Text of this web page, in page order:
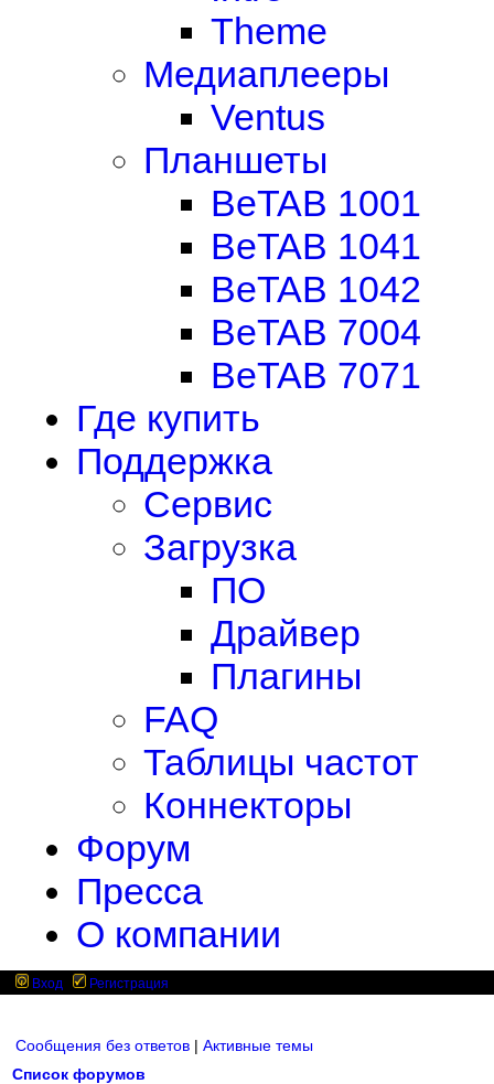
Theme
Медиаплееры
Ventus
Планшеты
BeTAB 1001
BeTAB 1041
BeTAB 1042
BeTAB 7004
BeTAB 7071
Где купить
Поддержка
Сервис
Загрузка
ПО
Драйвер
Плагины
FAQ
Таблицы частот
Коннекторы
Форум
Пресса
О компании
Вход Регистрация
Сообщения без ответов | Активные темы
Список форумов